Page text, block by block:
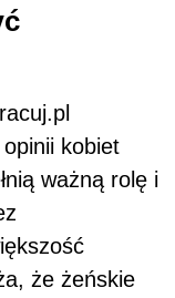
kobiet
ważną rolę i
że żeńskie